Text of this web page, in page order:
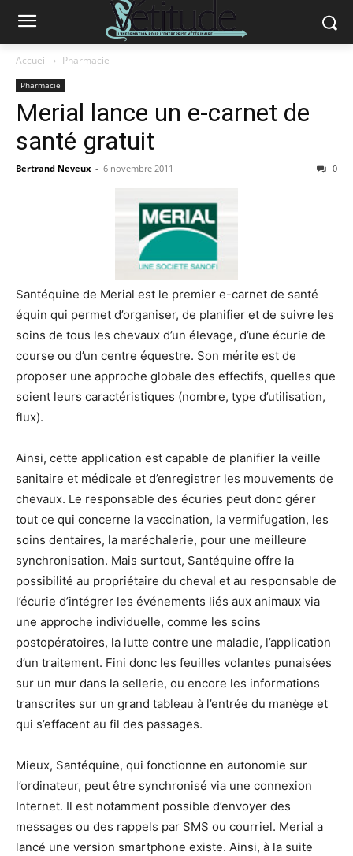
Accueil Pharmacie
Pharmacie
Merial lance un e-carnet de
santé gratuit
Bertrand Neveux - 6 novembre 2011 0
Santéquine de Merial est le premier e-carnet de santé
équin qui permet d’organiser, de planifier et de suivre les
soins de tous les chevaux d’un élevage, d’une écurie de
course ou d’un centre équestre. Son mérite est de
proposer une approche globale des effectifs, quelles que
soient leurs caractéristiques (nombre, type d’utilisation,
flux).
Ainsi, cette application est capable de planifier la veille
sanitaire et médicale et d’enregistrer les mouvements de
chevaux. Le responsable des écuries peut donc gérer
tout ce qui concerne la vaccination, la vermifugation, les
soins dentaires, la maréchalerie, pour une meilleure
synchronisation. Mais surtout, Santéquine offre la
possibilité au propriétaire du cheval et au responsable de
l’écurie d’intégrer les événements liés aux animaux via
une approche individuelle, comme les soins
postopératoires, la lutte contre une maladie, l’application
d’un traitement. Fini donc les feuilles volantes punaisées
sur un mur dans la sellerie, ou encore les informations
transcrites sur un grand tableau à l’entrée du manège et
qui s’effacent au fil des passages.
Mieux, Santéquine, qui fonctionne en autonomie sur
l’ordinateur, peut être synchronisé via une connexion
Internet. Il est notamment possible d’envoyer des
messages ou des rappels par SMS ou courriel. Merial a
lancé une version smartphone existe. Ainsi, à la suite